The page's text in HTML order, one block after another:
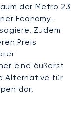
der Metro 23
Economy-
Zudem
Preis
eine äußerst
Alternative für
dar.